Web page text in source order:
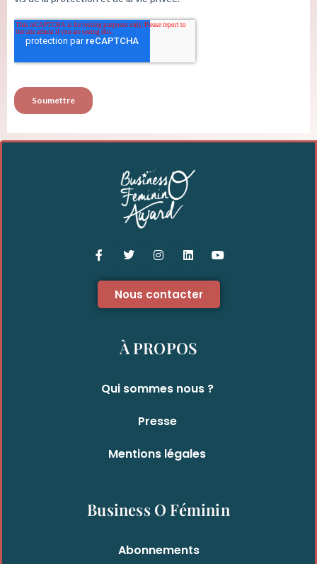
Nous contacter
À PROPOS
Qui sommes nous ?
Presse
Mentions légales
Business O Féminin
Abonnements